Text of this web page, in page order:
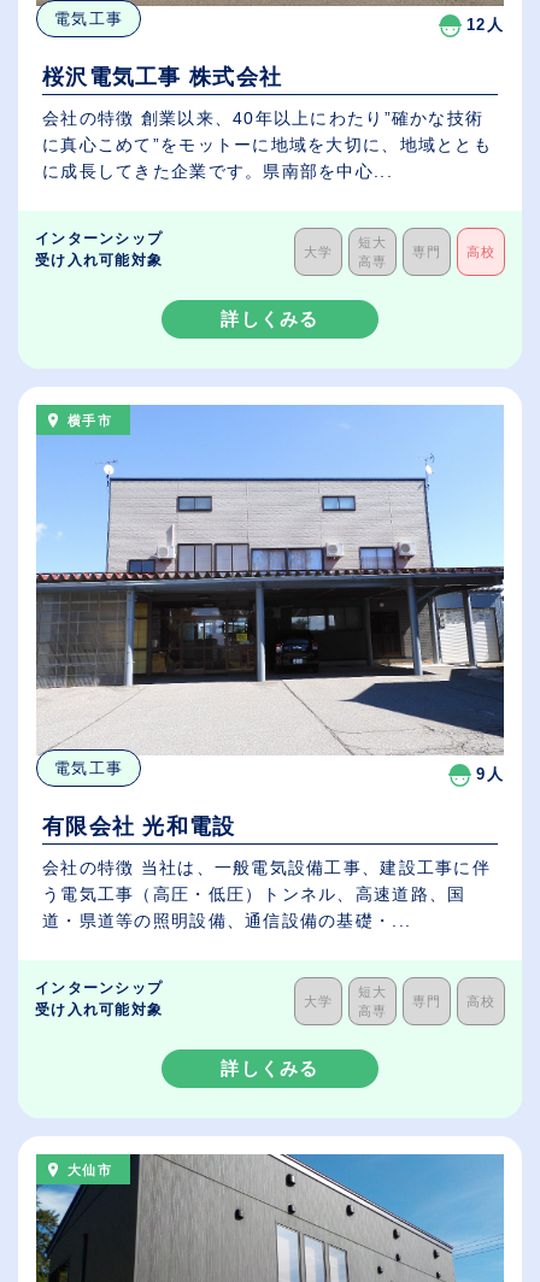
電気工事 12人
桜沢電気工事 株式会社
会社の特徴 創業以来、40年以上にわたり”確かな技術
に真心こめて”をモットーに地域を大切に、地域ととも
に成長してきた企業です。県南部を中心...
インターンシップ
受け入れ可能対象
大学
短大
高専
専門 高校
詳しくみる
横手市
電気工事 9人
有限会社 光和電設
会社の特徴 当社は、一般電気設備工事、建設工事に伴
う電気工事（高圧・低圧）トンネル、高速道路、国
道・県道等の照明設備、通信設備の基礎・...
インターンシップ
受け入れ可能対象
大学
短大
高専
専門 高校
詳しくみる
大仙市